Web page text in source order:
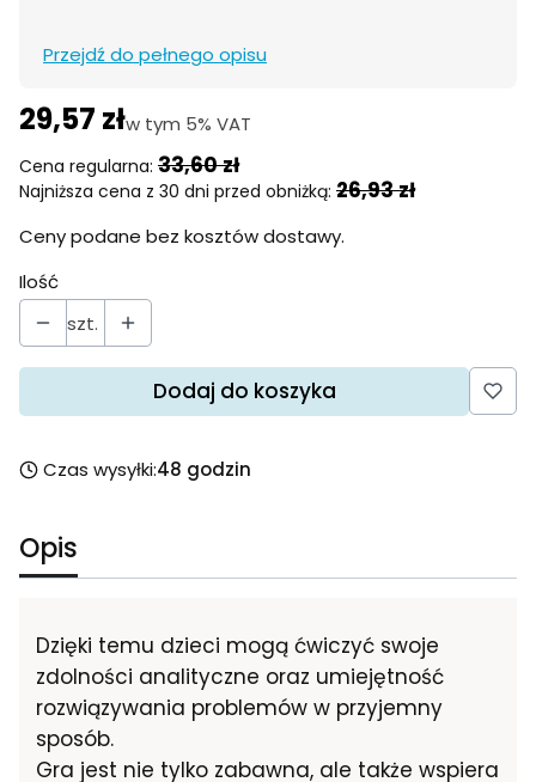
Przejdź do pełnego opisu
29,57 złw tym 5% VAT
w tym 5% VAT
Cena regularna: 33,60 zł
Najniższa cena z 30 dni przed obniżką: 26,93 zł
Ceny podane bez kosztów dostawy.
Ilość
szt.
Dodaj do koszyka
Czas wysyłki:48 godzin
Opis
Dzięki temu dzieci mogą ćwiczyć swoje
zdolności analityczne oraz umiejętność
rozwiązywania problemów w przyjemny
sposób.
Gra jest nie tylko zabawna, ale także wspiera